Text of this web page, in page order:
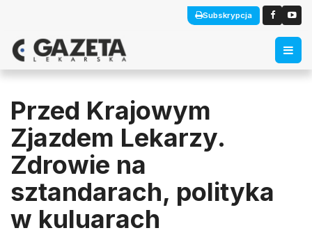
Subskrypcja
Przed Krajowym
Zjazdem Lekarzy.
Zdrowie na
sztandarach, polityka
w kuluarach